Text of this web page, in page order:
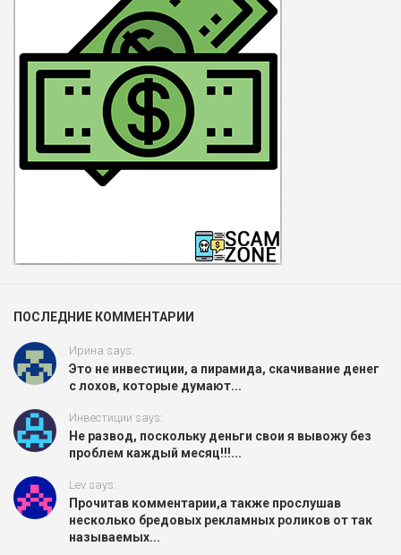
ПОСЛЕДНИЕ КОММЕНТАРИИ
Ирина says:
Это не инвестиции, а пирамида, скачивание денег
с лохов, которые думают...
Инвестиции says:
Не развод, поскольку деньги свои я вывожу без
проблем каждый месяц!!!...
Lev says:
Прочитав комментарии,а также прослушав
несколько бредовых рекламных роликов от так
называемых...